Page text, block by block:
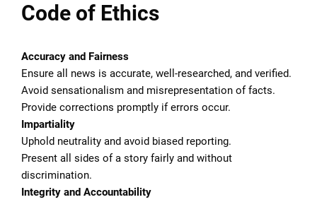
Code of Ethics
Accuracy and Fairness
Ensure all news is accurate, well-researched, and verified.
Avoid sensationalism and misrepresentation of facts.
Provide corrections promptly if errors occur.
Impartiality
Uphold neutrality and avoid biased reporting.
Present all sides of a story fairly and without
discrimination.
Integrity and Accountability